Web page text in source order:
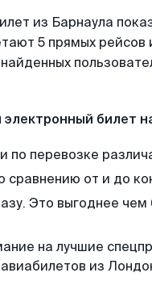
из Барнаула
5 прямых рейсов
билет
по перевозке
от и до
Это выгоднее
на лучшие
из